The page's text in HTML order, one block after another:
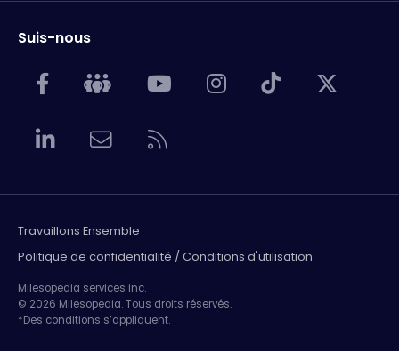
Suis-nous
Travaillons Ensemble
Politique de confidentialité / Conditions d'utilisation
Milesopedia services inc.
© 2026 Milesopedia. Tous droits réservés.
*Des conditions s’appliquent.